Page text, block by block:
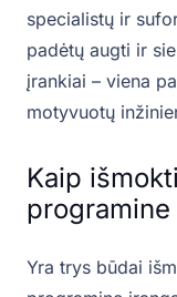
specialistų ir
padėtų augti ir
įrankiai – viena
motyvuotų
Kaip
programine
Yra trys būdai